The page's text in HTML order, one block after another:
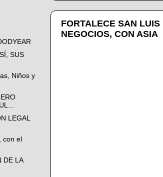
FORTALECE SAN
NEGOCIOS, CON ASIA
SUS
Niños y
LEGAL
con el
DE LA